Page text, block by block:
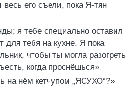
весь его съели, пока Я-тян
я тебе специально оставил
для тебя на кухне. Я пока
чтобы ты могла разогреть
когда проснёшься».
нём кетчупом „ЯСУХО“?»